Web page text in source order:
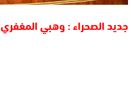
جديد الصحراء : وهبي المغفري